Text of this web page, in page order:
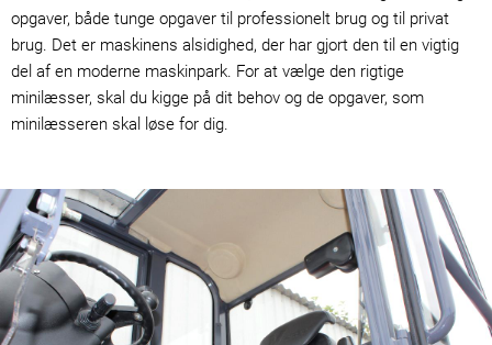
opgaver, både tunge opgaver til professionelt brug og til privat
brug. Det er maskinens alsidighed, der har gjort den til en vigtig
del af en moderne maskinpark. For at vælge den rigtige
minilæsser, skal du kigge på dit behov og de opgaver, som
minilæsseren skal løse for dig.